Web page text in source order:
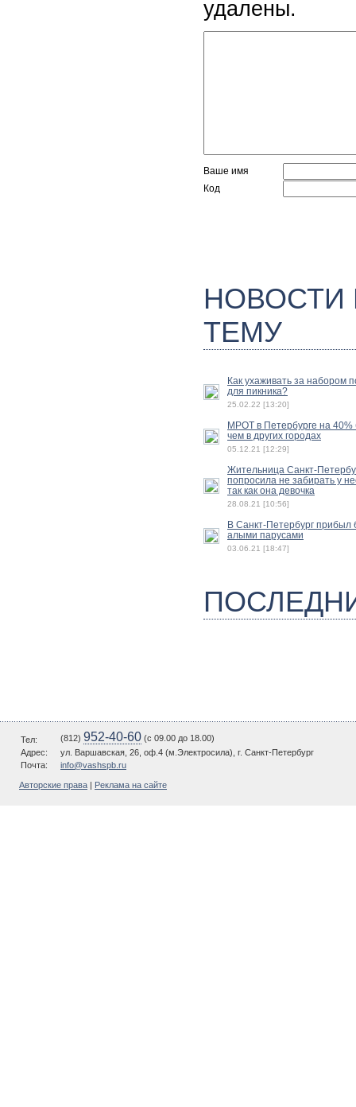
удалены.
Ваше имя
Код
ТЕМУ
Как ухаживать за набором
для пикника?
25.02.22 [13:20]
МРОТ в Петербурге на 40%
чем в других городах
05.12.21 [12:29]
Жительница Санкт-
попросила не забирать у
так как она девочка
28.08.21 [10:56]
В Санкт-Петербург прибыл
алыми парусами
03.06.21 [18:47]
Тел: (812) 952-40-60 (c 09.00 до 18.00)
Адрес:
ул. Варшавская, 26, оф.4 (м.Электросила), г. Санкт-Петербург
Почта:
info@vashspb.ru
Авторские права Реклама на сайте